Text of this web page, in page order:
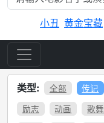
小丑 黄金宝藏
类型: 全部 传记
励志
动画 歌舞